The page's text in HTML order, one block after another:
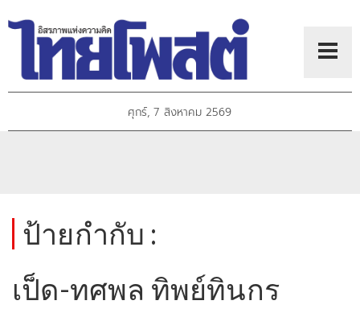
ศุกร์, 7 สิงหาคม 2569
ป้ายกำกับ :
เป็ด-ทศพล ทิพย์ทินกร